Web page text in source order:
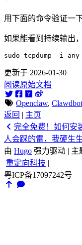
用下面的命令验证一
如果能看到持续输出
更新于 2026-01-30
阅读原始文档
Openclaw, Clawdbot
返回 | 主页
完全免费！如何安
人会踩的雷，我硬生
由 Hugo 强力驱动 | 主
重定向科技 |
粤ICP备17097242号